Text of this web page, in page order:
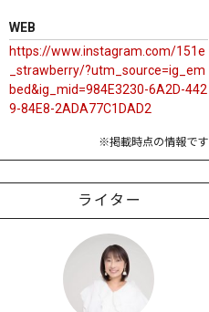
WEB
https://www.instagram.com/151e
_strawberry/?utm_source=ig_em
bed&ig_mid=984E3230-6A2D-442
9-84E8-2ADA77C1DAD2
※掲載時点の情報です
ライター